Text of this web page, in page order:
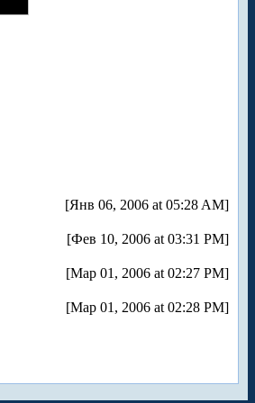
[Янв 06, 2006 at 05:28 AM]
[Фев 10, 2006 at 03:31 PM]
[Мар 01, 2006 at 02:27 PM]
[Мар 01, 2006 at 02:28 PM]